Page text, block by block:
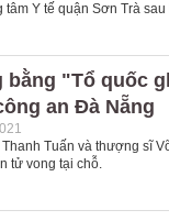
tâm Y tế quận Sơn Trà
bằng "Tổ quốc
an Đà Nẵng
Tuấn và thượng sĩ
tử vong tại chỗ.